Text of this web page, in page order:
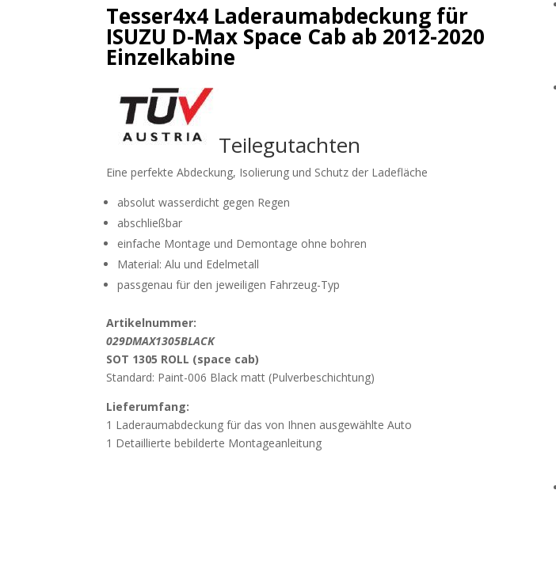
Tesser4x4 Laderaumabdeckung für
ISUZU D-Max Space Cab ab 2012-2020
Einzelkabine
Teilegutachten
Eine perfekte Abdeckung, Isolierung und Schutz der Ladefläche
absolut wasserdicht gegen Regen
abschließbar
einfache Montage und Demontage ohne bohren
Material: Alu und Edelmetall
passgenau für den jeweiligen Fahrzeug-Typ
Artikelnummer:
029DMAX1305BLACK
SOT 1305 ROLL (space cab)
Standard: Paint-006 Black matt (Pulverbeschichtung)
Lieferumfang:
1 Laderaumabdeckung für das von Ihnen ausgewählte Auto
1 Detaillierte bebilderte Montageanleitung